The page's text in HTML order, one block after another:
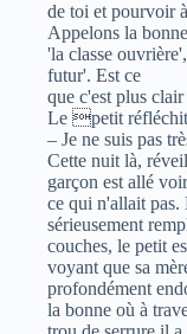
de toi et pourvoir
Appelons la bonne
'la classe
futur'. Est ce
que c'est plus
Le petit
– Je ne suis pas
Cette nuit là,
garçon est allé voir
ce qui n'allait pas.
sérieusement
couches, le petit
voyant que sa
profondément
la bonne où à